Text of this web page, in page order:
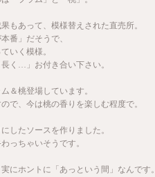
もあって、模様替えされた直売所。
番」だそうで、
いく模様。
く…」お付き合い下さい。
＆桃登場しています。
で、今は桃の香りを楽しむ程度で。
したソースを作りました。
っちゃいそうです。
にホントに「あっという間」なんです。